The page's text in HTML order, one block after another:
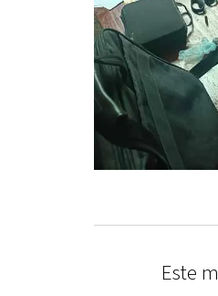
Este